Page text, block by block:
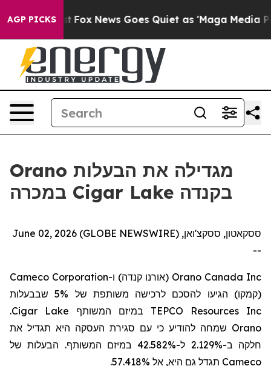
AGP PICKS
Exist Fox News Goes Quiet as 'Maga Media
Orano מגדילה את הבעלות
במכרה Cigar Lake בקנדה
ססקאטון, ססקצ'ואן, June 02, 2026 (GLOBE NEWSWIRE)
--
Orano Canada Inc (אורנו קנדה) ו-Cameco Corporation
(קמקו) הגיעו להסכם לרכישה משותפת של 5% שבבעלות
TEPCO Resources Inc במיזם המשותף Cigar Lake
.
Orano שמחה להודיע כי עם סגירת העסקה היא תגדיל את
חלקה ב-2.129% ל-42.582% במיזם המשותף. הבעלות של
Cameco תגדל גם היא, אל 57.418%.